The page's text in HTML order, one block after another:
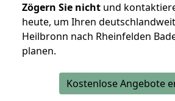
Zögern Sie nicht und
heute, um Ihren
Heilbronn nach Rheinfelden
planen.
Kostenlose Angebote